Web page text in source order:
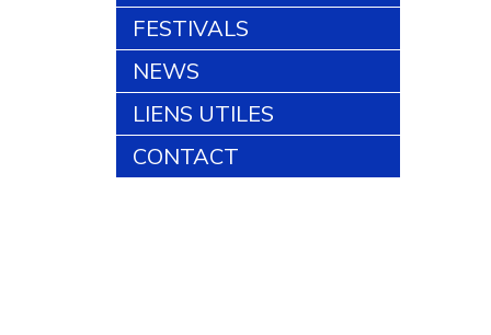
FESTIVALS
NEWS
LIENS UTILES
CONTACT